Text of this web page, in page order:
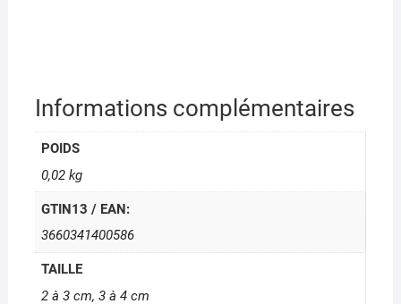
Informations complémentaires
POIDS
0,02 kg
GTIN13 / EAN:
3660341400586
TAILLE
2 à 3 cm, 3 à 4 cm